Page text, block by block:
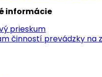
informácie
prieskum
činností prevádzky na